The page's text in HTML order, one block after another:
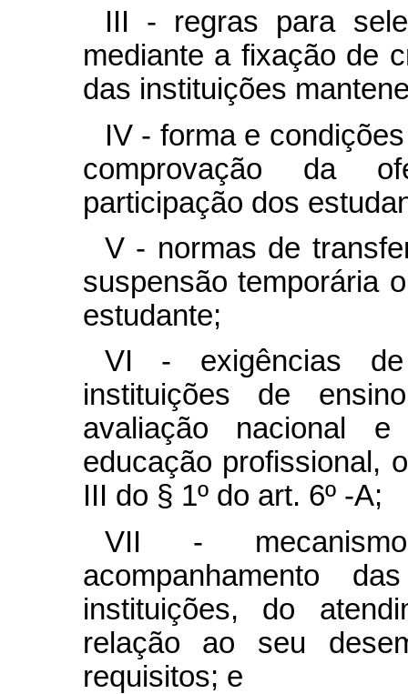
III - regras para
mediante a fixação de
das instituições
IV - forma e
comprovação da
participação dos
V - normas de
suspensão temporária
estudante;
VI - exigências de
instituições de
avaliação nacional
educação profissional,
III do § 1º do art. 6º -A;
VII -
acompanhamento
instituições, do
relação ao seu
requisitos; e